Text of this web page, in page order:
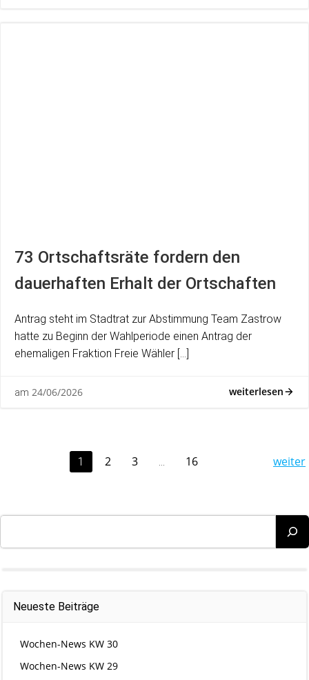
73 Ortschaftsräte fordern den
dauerhaften Erhalt der Ortschaften
Antrag steht im Stadtrat zur Abstimmung Team Zastrow
hatte zu Beginn der Wahlperiode einen Antrag der
ehemaligen Fraktion Freie Wähler […]
am 24/06/2026 weiterlesen
PostsPage
1 Page
2 Page
3 Page
16 weiter
Neueste Beiträge
Wochen-News KW 30
Wochen-News KW 29